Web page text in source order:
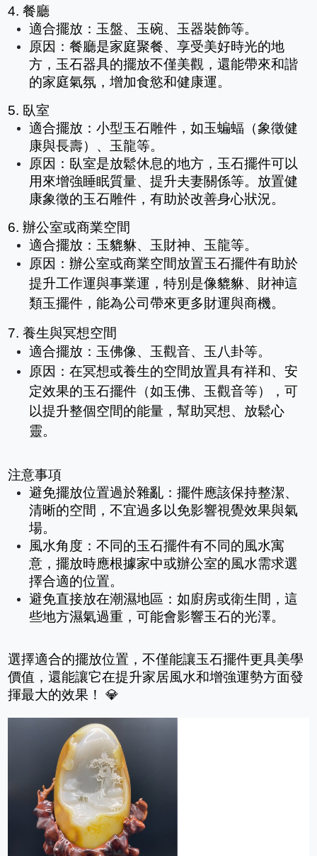
4. 餐廳
適合擺放：玉盤、玉碗、玉器裝飾等。
原因：餐廳是家庭聚餐、享受美好時光的地
方，玉石器具的擺放不僅美觀，還能帶來和諧
的家庭氣氛，增加食慾和健康運。
5. 臥室
適合擺放：小型玉石雕件，如玉蝙蝠（象徵健
康與長壽）、玉龍等。
原因：臥室是放鬆休息的地方，玉石擺件可以
用來增強睡眠質量、提升夫妻關係等。放置健
康象徵的玉石雕件，有助於改善身心狀況。
6. 辦公室或商業空間
適合擺放：玉貔貅、玉財神、玉龍等。
原因：辦公室或商業空間放置玉石擺件有助於
提升工作運與事業運，特別是像貔貅、財神這
類玉擺件，能為公司帶來更多財運與商機。
7. 養生與冥想空間
適合擺放：玉佛像、玉觀音、玉八卦等。
原因：在冥想或養生的空間放置具有祥和、安
定效果的玉石擺件（如玉佛、玉觀音等），可
以提升整個空間的能量，幫助冥想、放鬆心
靈。
注意事項
避免擺放位置過於雜亂：擺件應該保持整潔、
清晰的空間，不宜過多以免影響視覺效果與氣
場。
風水角度：不同的玉石擺件有不同的風水寓
意，擺放時應根據家中或辦公室的風水需求選
擇合適的位置。
避免直接放在潮濕地區：如廚房或衛生間，這
些地方濕氣過重，可能會影響玉石的光澤。
選擇適合的擺放位置，不僅能讓玉石擺件更具美學
價值，還能讓它在提升家居風水和增強運勢方面發
揮最大的效果！ 💎